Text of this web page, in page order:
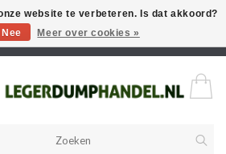
Als u een product zoekt en deze niet kan
neem vooral contact op!
website te verbeteren. Is dat akkoord?
Nee Meer over cookies »